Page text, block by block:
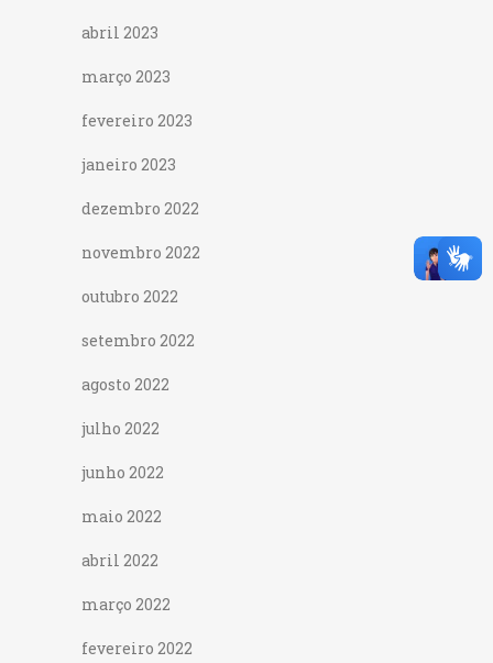
abril 2023
março 2023
fevereiro 2023
janeiro 2023
dezembro 2022
novembro 2022
outubro 2022
setembro 2022
agosto 2022
julho 2022
junho 2022
maio 2022
abril 2022
março 2022
fevereiro 2022